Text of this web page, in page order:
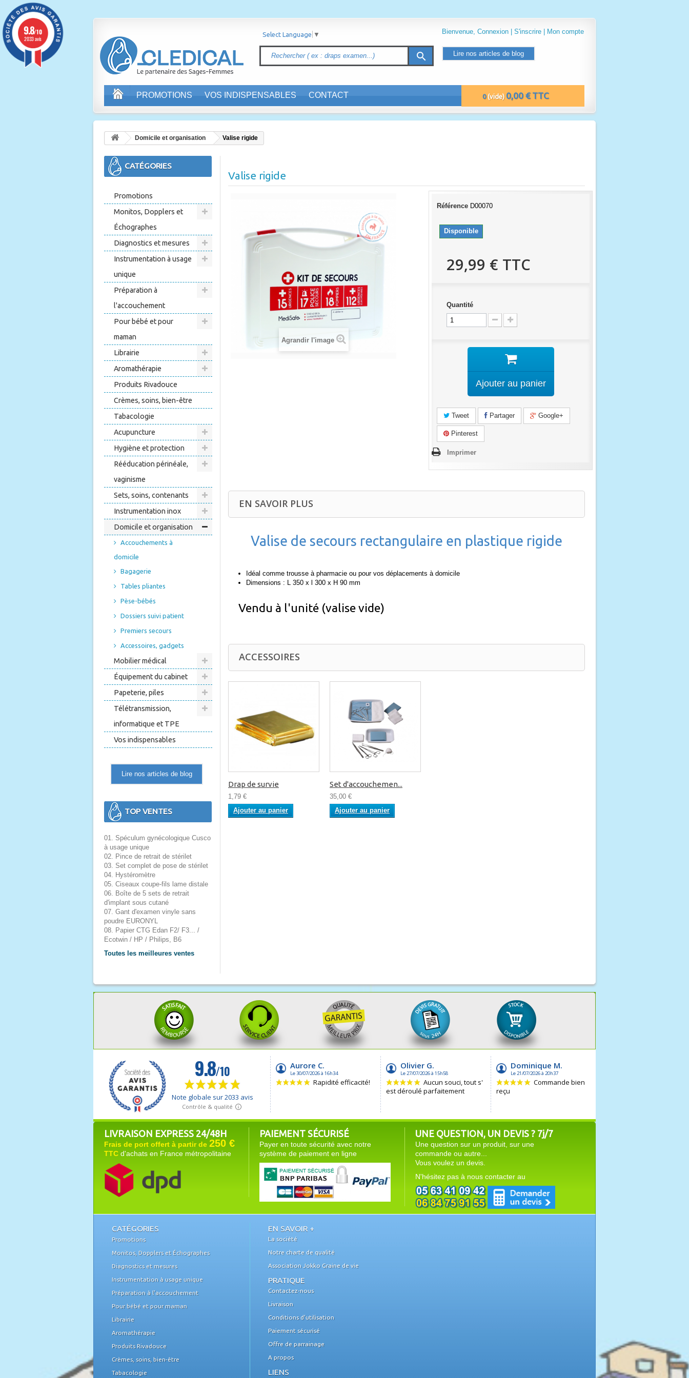
Bienvenue, Connexion | S'inscrire | Mon compte
search
0 (vide) 0,00 € TTC
PROMOTIONS VOS INDISPENSABLES CONTACT
Lire nos articles de blog
Select Language ▼
Domicile et organisation Valise rigide
CATÉGORIES
Promotions
Monitos, Dopplers et
Échographes
Diagnostics et mesures
Instrumentation à usage
unique
Préparation à
l'accouchement
Pour bébé et pour
maman
Librairie
Aromathérapie
Produits Rivadouce
Crèmes, soins, bien-être
Tabacologie
Acupuncture
Hygiène et protection
Rééducation périnéale,
vaginisme
Sets, soins, contenants
Instrumentation inox
Domicile et organisation
Accouchements à
domicile
Bagagerie
Tables pliantes
Pèse-bébés
Dossiers suivi patient
Premiers secours
Accessoires, gadgets
Mobilier médical
Équipement du cabinet
Papeterie, piles
Télétransmission,
informatique et TPE
Vos indispensables
Lire nos articles de blog
TOP VENTES
01. Spéculum gynécologique Cusco
à usage unique
02. Pince de retrait de stérilet
03. Set complet de pose de stérilet
04. Hystéromètre
05. Ciseaux coupe-fils lame distale
06. Boîte de 5 sets de retrait
d'implant sous cutané
07. Gant d'examen vinyle sans
poudre EURONYL
08. Papier CTG Edan F2/ F3... /
Ecotwin / HP / Philips, B6
Toutes les meilleures ventes
Valise rigide
Agrandir l'image
Référence D00070
Disponible
29,99 € TTC
Quantité
Ajouter au panier
Tweet Partager Google+
Pinterest
Imprimer
EN SAVOIR PLUS
Valise de secours rectangulaire en plastique rigide
Idéal comme trousse à pharmacie ou pour vos déplacements à domicile
Dimensions : L 350 x l 300 x H 90 mm
Vendu à l'unité (valise vide)
ACCESSOIRES
Drap de survie
1,79 €
Ajouter au panier
Set d'accouchemen...
35,00 €
Ajouter au panier
LIVRAISON EXPRESS 24/48H
Frais de port offert à partir de 250 €
TTC d'achats en France métropolitaine
PAIEMENT SÉCURISÉ
Payer en toute sécurité avec notre
système de paiement en ligne
UNE QUESTION, UN DEVIS ? 7j/7
Une question sur un produit, sur une
commande ou autre...
Vous voulez un devis.
N'hésitez pas à nous contacter au
CATÉGORIES
Promotions
Monitos, Dopplers et Échographes
Diagnostics et mesures
Instrumentation à usage unique
Préparation à l'accouchement
Pour bébé et pour maman
Librairie
Aromathérapie
Produits Rivadouce
Crèmes, soins, bien-être
Tabacologie
EN SAVOIR +
La société
Notre charte de qualité
Association Jokko Graine de vie
PRATIQUE
Contactez-nous
Livraison
Conditions d'utilisation
Paiement sécurisé
Offre de parrainage
A propos
LIENS
9.8/10
2033 avis